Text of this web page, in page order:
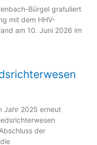
Bürgel gratuliert
mit dem HHV-
am 10. Juni 2026 im
Jahr 2025 erneut
der